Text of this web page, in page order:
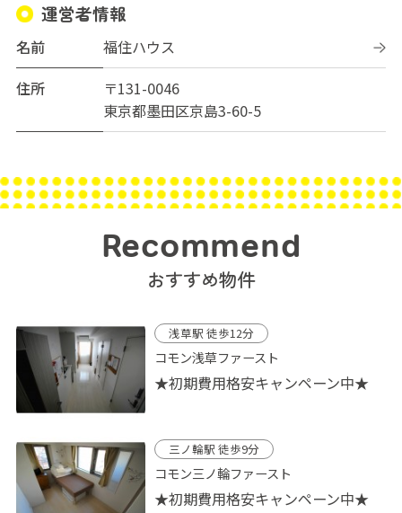
運営者情報
名前
福住ハウス
住所
〒131-0046
東京都墨田区京島3-60-5
Recommend
おすすめ物件
浅草駅 徒歩12分
コモン浅草ファースト
★初期費用格安キャンペーン中★
三ノ輪駅 徒歩9分
コモン三ノ輪ファースト
★初期費用格安キャンペーン中★